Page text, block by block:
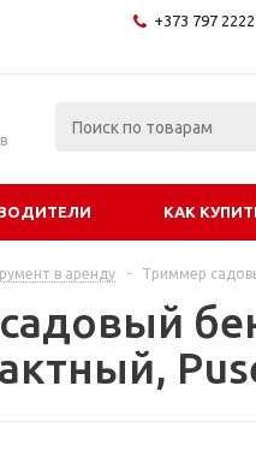
+373 797
КАК
в аренду - Триммер